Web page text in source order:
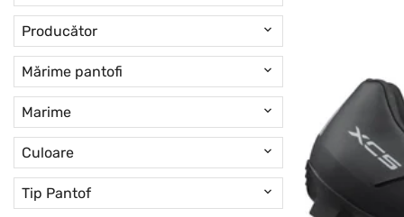
Producător
Mărime pantofi
Marime
Culoare
Tip Pantof